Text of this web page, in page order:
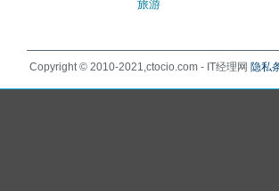
旅游
Copyright © 2010-2021,ctocio.com - IT经理网 隐私